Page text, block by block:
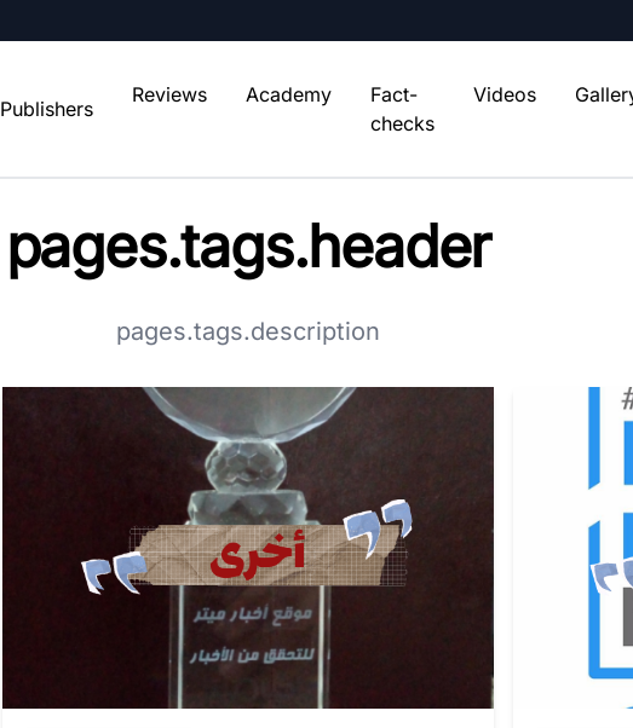
Publishers
Reviews Academy
Fact-
checks
Videos
pages.tags.header
pages.tags.description